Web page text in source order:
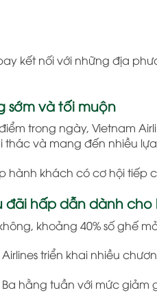
kết nối với những địa
sớm và tối muộn
trong ngày, Vietnam
thác và mang đến nhiều
hành khách có cơ hội tiếp
đãi hấp dẫn dành
khoảng 40% số ghế
triển khai nhiều
hằng tuần với mức giảm